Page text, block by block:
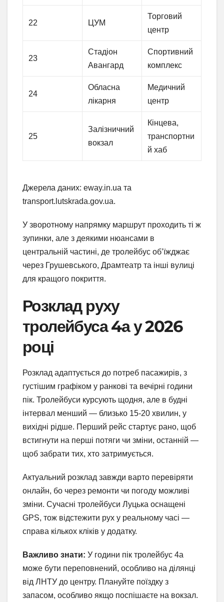
22 ЦУМ
Торговий
центр
23
Стадіон
Авангард
Спортивний
комплекс
24
Обласна
лікарня
Медичний
центр
25
Залізничний
вокзал
Кінцева,
транспортни
й хаб
Джерела даних: eway.in.ua та
transport.lutskrada.gov.ua.
У зворотному напрямку маршрут проходить ті ж
зупинки, але з деякими нюансами в
центральній частині, де тролейбус об’їжджає
через Грушевського, Драмтеатр та інші вулиці
для кращого покриття.
Розклад руху
тролейбуса 4а у 2026
році
Розклад адаптується до потреб пасажирів, з
густішим графіком у ранкові та вечірні години
пік. Тролейбуси курсують щодня, але в будні
інтервал менший — близько 15-20 хвилин, у
вихідні рідше. Перший рейс стартує рано, щоб
встигнути на перші потяги чи зміни, останній —
щоб забрати тих, хто затримується.
Актуальний розклад завжди варто перевіряти
онлайн, бо через ремонти чи погоду можливі
зміни. Сучасні тролейбуси Луцька оснащені
GPS, тож відстежити рух у реальному часі —
справа кількох кліків у додатку.
Важливо знати: У години пік тролейбус 4а
може бути переповнений, особливо на ділянці
від ЛНТУ до центру. Плануйте поїздку з
запасом, особливо якщо поспішаєте на вокзал.